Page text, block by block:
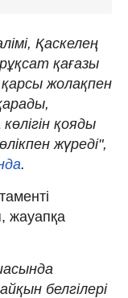
Қаскелең
қағазы
қарсы жолақпен
қояды
жүреді",
.
жауапқа
белгілері